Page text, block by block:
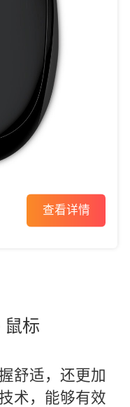
查看详情
鼠标
舒适，还更加
术，能够有效